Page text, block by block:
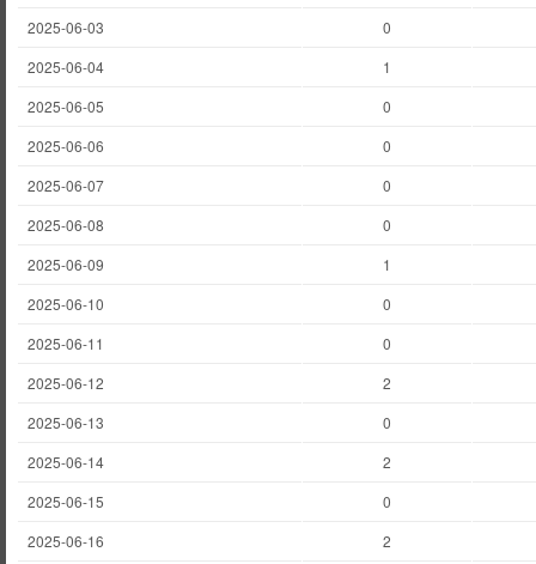
2025-06-03
0
2025-06-04
1
2025-06-05
0
2025-06-06
0
2025-06-07
0
2025-06-08
0
2025-06-09
1
2025-06-10
0
2025-06-11
0
2025-06-12
2
2025-06-13
0
2025-06-14
2
2025-06-15
0
2025-06-16
2